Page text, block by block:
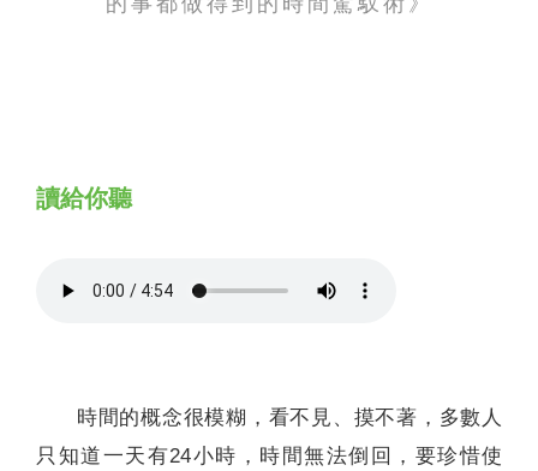
讀給你聽
時間的概念很模糊，看不見、摸不著，多數人
只知道一天有24小時，時間無法倒回，要珍惜使